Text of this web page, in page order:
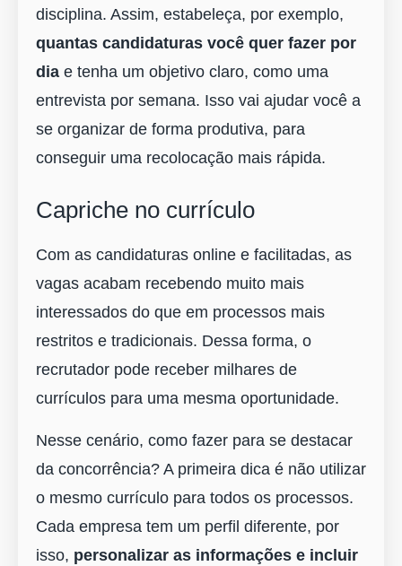
disciplina. Assim, estabeleça, por exemplo,
quantas candidaturas você quer fazer por
dia e tenha um objetivo claro, como uma
entrevista por semana. Isso vai ajudar você a
se organizar de forma produtiva, para
conseguir uma recolocação mais rápida.
Capriche no currículo
Com as candidaturas online e facilitadas, as
vagas acabam recebendo muito mais
interessados do que em processos mais
restritos e tradicionais. Dessa forma, o
recrutador pode receber milhares de
currículos para uma mesma oportunidade.
Nesse cenário, como fazer para se destacar
da concorrência? A primeira dica é não utilizar
o mesmo currículo para todos os processos.
Cada empresa tem um perfil diferente, por
isso, personalizar as informações e incluir